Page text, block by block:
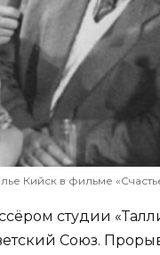
Кийск в фильме
студии
Союз.